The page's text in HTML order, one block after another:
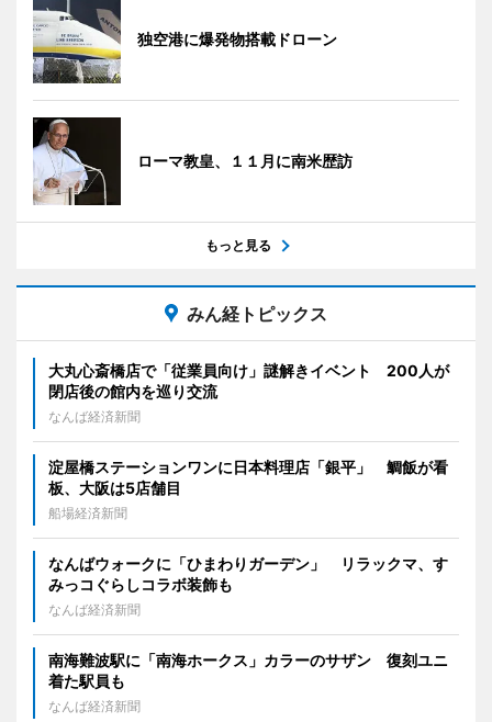
独空港に爆発物搭載ドローン
ローマ教皇、１１月に南米歴訪
もっと見る
みん経トピックス
大丸心斎橋店で「従業員向け」謎解きイベント 200人が
閉店後の館内を巡り交流
なんば経済新聞
淀屋橋ステーションワンに日本料理店「銀平」 鯛飯が看
板、大阪は5店舗目
船場経済新聞
なんばウォークに「ひまわりガーデン」 リラックマ、す
みっコぐらしコラボ装飾も
なんば経済新聞
南海難波駅に「南海ホークス」カラーのサザン 復刻ユニ
着た駅員も
なんば経済新聞